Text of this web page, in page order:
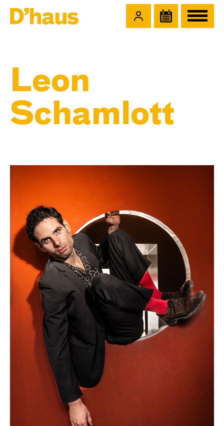
Leon
Schamlott